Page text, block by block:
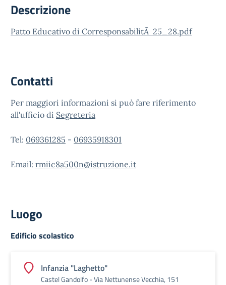
Descrizione
Patto Educativo di CorresponsabilitÃ 25_28.pdf
Contatti
Per maggiori informazioni si può fare riferimento
all'ufficio di Segreteria
Tel: 069361285 - 06935918301
Email: rmiic8a500n@istruzione.it
Luogo
Edificio scolastico
Infanzia "Laghetto"
Castel Gandolfo - Via Nettunense Vecchia, 151